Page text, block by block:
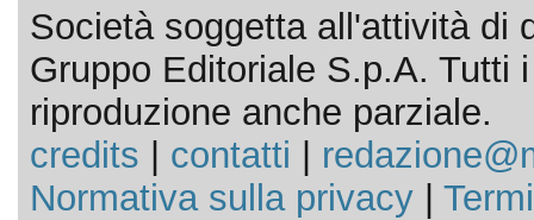
Società soggetta all'attività di
Gruppo Editoriale S.p.A. Tutti
riproduzione anche parziale.
credits
contatti
Normativa sulla privacy|